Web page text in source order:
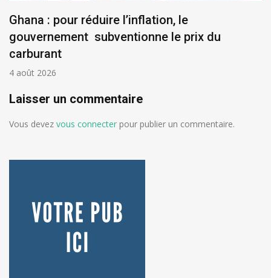
Ghana : pour réduire l’inflation, le
gouvernement subventionne le prix du
carburant
4 août 2026
Laisser un commentaire
Vous devez vous connecter pour publier un commentaire.